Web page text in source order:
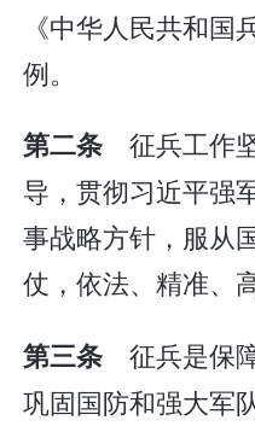
《中华人民共和国
例。
第二条 征兵工作
导，贯彻习近平强
事战略方针，服从
仗，依法、精准、
第三条 征兵是保
巩固国防和强大军